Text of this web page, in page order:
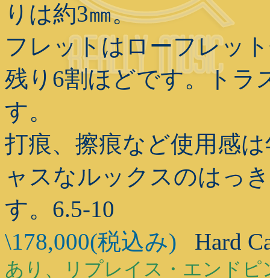
りは約3㎜。
フレットはローフレッ
残り6割ほどです。トラ
す。
打痕、擦痕など使用感
ャスなルックスのはっ
す。6.5-10
\178,000(税込み) Hard
あり、リプレイス・エンド